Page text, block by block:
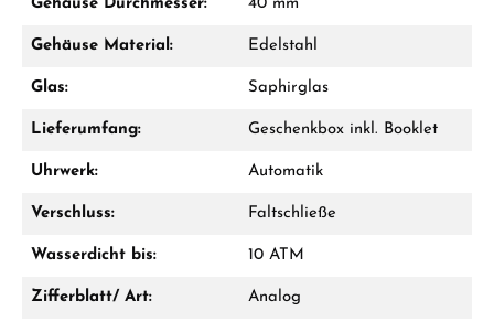
Gehäuse Durchmesser: 40 mm
Gehäuse Material: Edelstahl
Glas: Saphirglas
Lieferumfang: Geschenkbox inkl. Booklet
Uhrwerk: Automatik
Verschluss: Faltschließe
Wasserdicht bis: 10 ATM
Zifferblatt/ Art: Analog